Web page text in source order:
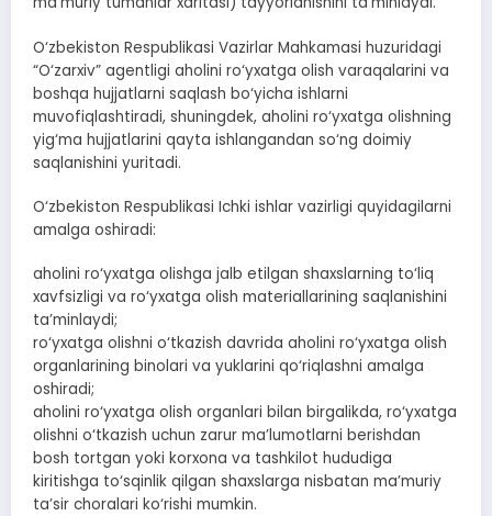
O‘zbekiston Respublikasi Vazirlar Mahkamasi huzuridagi
“O‘zarxiv” agentligi aholini ro‘yxatga olish varaqalarini va
boshqa hujjatlarni saqlash bo‘yicha ishlarni
muvofiqlashtiradi, shuningdek, aholini ro‘yxatga olishning
yig‘ma hujjatlarini qayta ishlangandan so‘ng doimiy
saqlanishini yuritadi.
O‘zbekiston Respublikasi Ichki ishlar vazirligi quyidagilarni
amalga oshiradi:
aholini ro‘yxatga olishga jalb etilgan shaxslarning to‘liq
xavfsizligi va ro‘yxatga olish materiallarining saqlanishini
ta’minlaydi;
ro‘yxatga olishni o‘tkazish davrida aholini ro‘yxatga olish
organlarining binolari va yuklarini qo‘riqlashni amalga
oshiradi;
aholini ro‘yxatga olish organlari bilan birgalikda, ro‘yxatga
olishni o‘tkazish uchun zarur ma’lumotlarni berishdan
bosh tortgan yoki korxona va tashkilot hududiga
kiritishga to‘sqinlik qilgan shaxslarga nisbatan ma’muriy
ta’sir choralari ko‘rishi mumkin.